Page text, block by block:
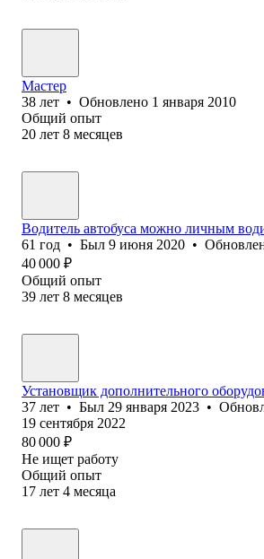
Мастер
38 лет • Обновлено 1 января 2010
Общий опыт
20 лет 8 месяцев
Водитель автобуса можно личным
61 год • Был 9 июня 2020 •
40 000 ₽
Общий опыт
39 лет 8 месяцев
Установщик дополнительного
37 лет • Был 29 января 2023 •
19 сентября 2022
80 000 ₽
Не ищет работу
Общий опыт
17 лет 4 месяца